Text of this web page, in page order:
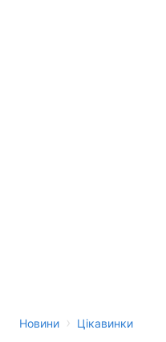
Новини › Цікавинки